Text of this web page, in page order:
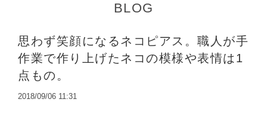
BLOG
思わず笑顔になるネコピアス。職人が手
作業で作り上げたネコの模様や表情は1
点もの。
2018/09/06 11:31